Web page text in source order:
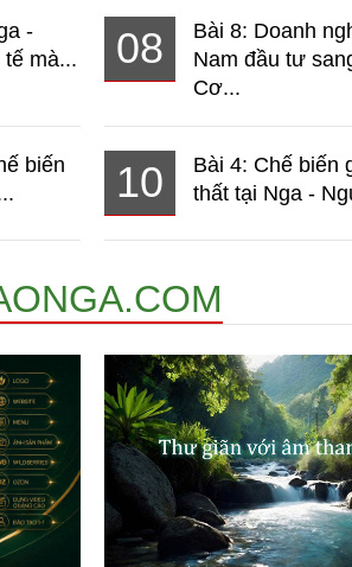
-
mà...
08
Bài 8: Doanh
Nam đầu tư
Cơ...
biến
10
Bài 4: Chế biến
thất tại Nga -